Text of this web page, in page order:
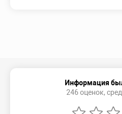
Информация
246 оценок,